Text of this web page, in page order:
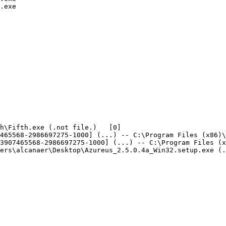
(.not file.)   [0]
3907465568-2986697275-1000] (...) -- C:\Program
3907465568-2986697275-1000] (...) -- C:\Program